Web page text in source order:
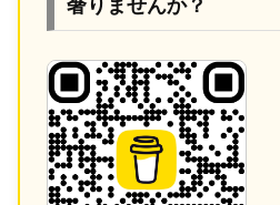
奢りませんか？